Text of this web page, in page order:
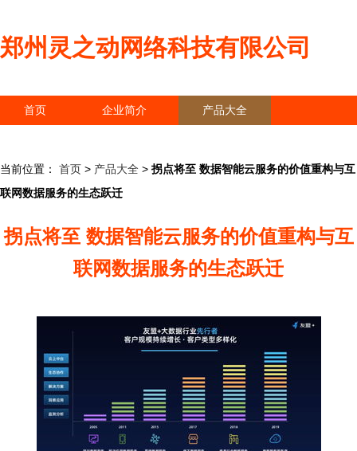
郑州灵之动网络科技有限公司
首页 企业简介 产品大全
当前位置： 首页 > 产品大全 > 拐点将至 数据智能云服务的价值重构与互
联网数据服务的生态跃迁
拐点将至 数据智能云服务的价值重构与互
联网数据服务的生态跃迁